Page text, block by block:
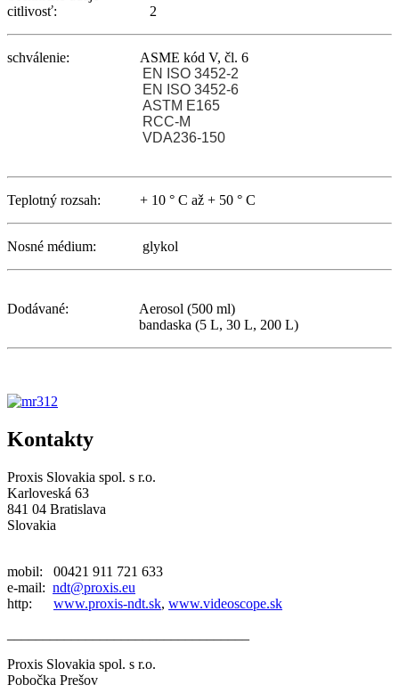
citlivosť: 2
schválenie: ASME kód V, čl. 6
EN ISO 3452-2
EN ISO 3452-6
ASTM E165
RCC-M
VDA236-150
Teplotný rozsah: + 10 ° C až + 50 ° C
Nosné médium: glykol
Dodávané: Aerosol (500 ml)
bandaska (5 L, 30 L, 200 L)
Kontakty
Proxis Slovakia spol. s r.o.
Karloveská 63
841 04 Bratislava
Slovakia
mobil: 00421 911 721 633
e-mail: ndt@proxis.eu
http: www.proxis-ndt.sk, www.videoscope.sk
Proxis Slovakia spol. s r.o.
Pobočka Prešov